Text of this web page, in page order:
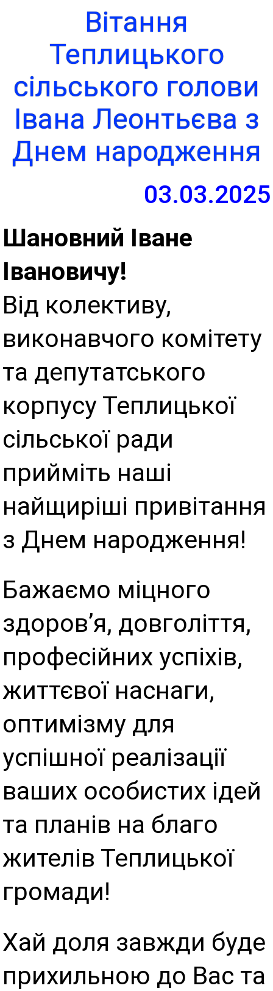
Вітання
Теплицького
сільського голови
Івана Леонтьєва з
Днем народження
03.03.2025
Шановний Іване
Івановичу!
Від колективу,
виконавчого комітету
та депутатського
корпусу Теплицької
сільської ради
прийміть наші
найщиріші привітання
з Днем народження!
Бажаємо міцного
здоров’я, довголіття,
професійних успіхів,
життєвої наснаги,
оптимізму для
успішної реалізації
ваших особистих ідей
та планів на благо
жителів Теплицької
громади!
Хай доля завжди буде
прихильною до Вас та